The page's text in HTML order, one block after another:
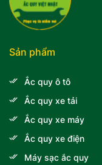
Sản phẩm
Ắc quy ô tô
Ắc quy xe tải
Ắc quy xe máy
Ắc quy xe điện
Máy sạc ắc quy